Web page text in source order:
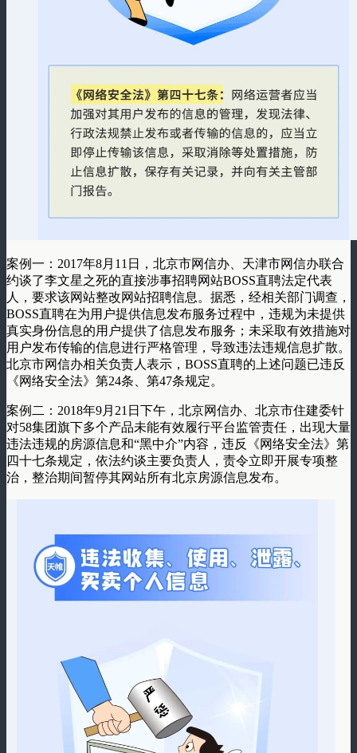
案例一：2017年8月11日，北京市网信办、天津市网信办联合
约谈了李文星之死的直接涉事招聘网站BOSS直聘法定代表
人，要求该网站整改网站招聘信息。据悉，经相关部门调查，
BOSS直聘在为用户提供信息发布服务过程中，违规为未提供
真实身份信息的用户提供了信息发布服务；未采取有效措施对
用户发布传输的信息进行严格管理，导致违法违规信息扩散。
北京市网信办相关负责人表示，BOSS直聘的上述问题已违反
《网络安全法》第24条、第47条规定。
案例二：2018年9月21日下午，北京网信办、北京市住建委针
对58集团旗下多个产品未能有效履行平台监管责任，出现大量
违法违规的房源信息和“黑中介”内容，违反《网络安全法》第
四十七条规定，依法约谈主要负责人，责令立即开展专项整
治，整治期间暂停其网站所有北京房源信息发布。